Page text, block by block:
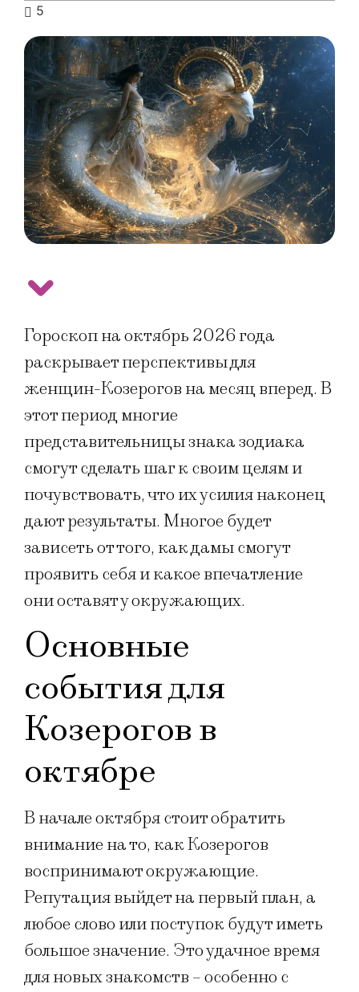
5
Гороскоп на октябрь 2026 года
раскрывает перспективы для
женщин-Козерогов на месяц вперед. В
этот период многие
представительницы знака зодиака
смогут сделать шаг к своим целям и
почувствовать, что их усилия наконец
дают результаты. Многое будет
зависеть от того, как дамы смогут
проявить себя и какое впечатление
они оставят у окружающих.
Основные
события для
Козерогов в
октябре
В начале октября стоит обратить
внимание на то, как Козерогов
воспринимают окружающие.
Репутация выйдет на первый план, а
любое слово или поступок будут иметь
большое значение. Это удачное время
для новых знакомств – особенно с